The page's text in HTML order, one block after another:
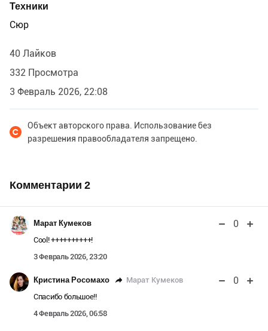
Техники
Сюр
40 Лайков
332 Просмотра
3 Февраль 2026, 22:08
Объект авторского права. Использование без
разрешения правообладателя запрещено.
Комментарии 2
Марат Кумеков 0
Cool! ++++++++++!
3 Февраль 2026, 23:20
Кристина Росомахо Марат Кумеков 0
Спасибо большое!!
4 Февраль 2026, 06:58